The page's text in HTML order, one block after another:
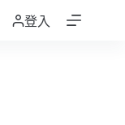
登入